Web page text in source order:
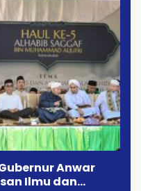
Anwar
Ilmu dan